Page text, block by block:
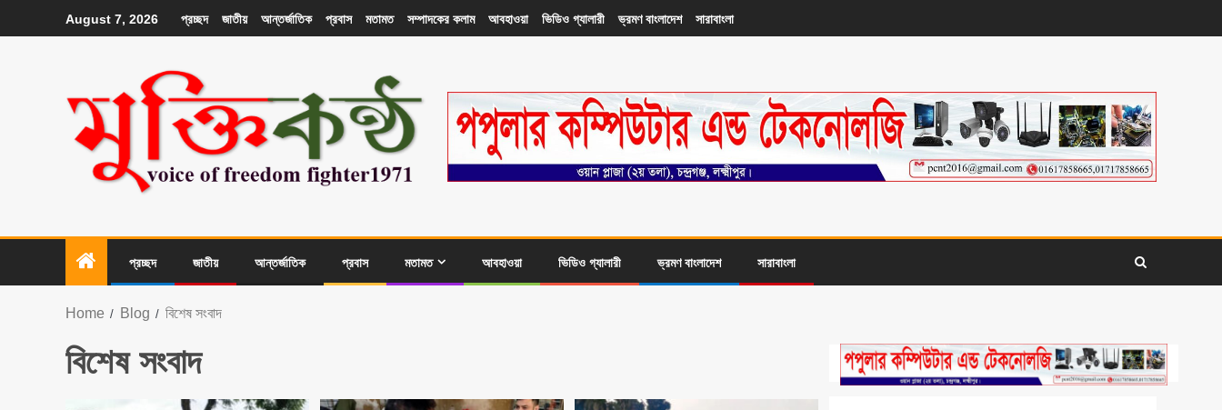
August 7, 2026 প্রচ্ছদ জাতীয় আন্তর্জাতিক প্রবাস মতামত সম্পাদকের কলাম আবহাওয়া ভিডিও গ্যালারী ভ্রমণ বাংলাদেশ সারাবাংলা
প্রচ্ছদ জাতীয় আন্তর্জাতিক প্রবাস মতামত আবহাওয়া ভিডিও গ্যালারী ভ্রমণ বাংলাদেশ সারাবাংলা
Home Blog বিশেষ সংবাদ
বিশেষ সংবাদ